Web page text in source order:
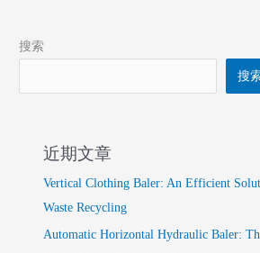
搜索
搜
近期文章
Vertical Clothing Baler: An Efficient
Waste Recycling
Automatic Horizontal Hydraulic Baler: